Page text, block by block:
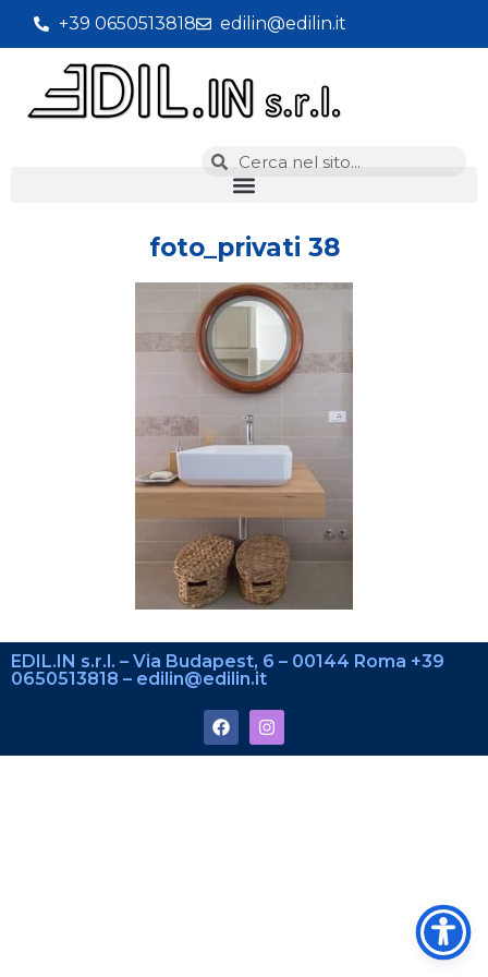
+39 0650513818 edilin@edilin.it
foto_privati 38
EDIL.IN s.r.l. – Via Budapest, 6 – 00144 Roma +39
0650513818 – edilin@edilin.it